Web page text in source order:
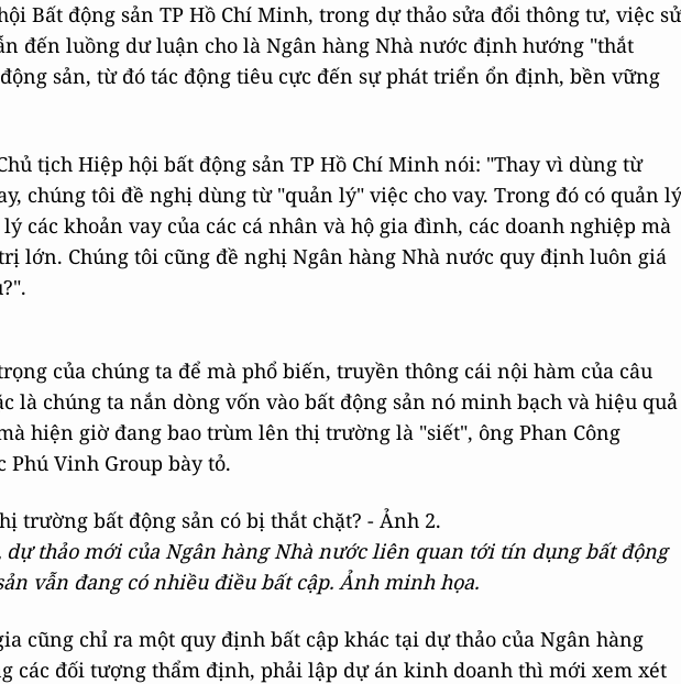
Bất động sản TP Hồ Chí Minh, trong dự thảo sửa đổi thông tư, việc sử
đến luồng dư luận cho là Ngân hàng Nhà nước định hướng "thắt
sản, từ đó tác động tiêu cực đến sự phát triển ổn định, bền vững
tịch Hiệp hội bất động sản TP Hồ Chí Minh nói: "Thay vì dùng từ
chúng tôi đề nghị dùng từ "quản lý" việc cho vay. Trong đó có quản lý
các khoản vay của các cá nhân và hộ gia đình, các doanh nghiệp mà
lớn. Chúng tôi cũng đề nghị Ngân hàng Nhà nước quy định luôn giá
của chúng ta để mà phổ biến, truyền thông cái nội hàm của câu
là chúng ta nắn dòng vốn vào bất động sản nó minh bạch và hiệu quả
hiện giờ đang bao trùm lên thị trường là "siết", ông Phan Công
Phú Vinh Group bày tỏ.
dự thảo mới của Ngân hàng Nhà nước liên quan tới tín dụng bất động
vẫn đang có nhiều điều bất cập. Ảnh minh họa.
cũng chỉ ra một quy định bất cập khác tại dự thảo của Ngân hàng
các đối tượng thẩm định, phải lập dự án kinh doanh thì mới xem xét